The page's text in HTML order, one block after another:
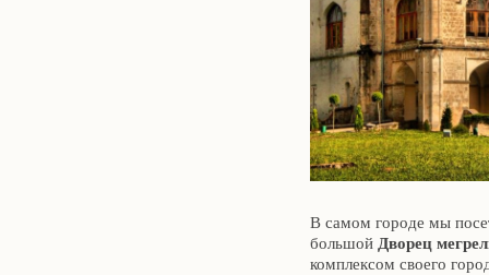
В самом городе мы
большой Дворец
комплексом своего